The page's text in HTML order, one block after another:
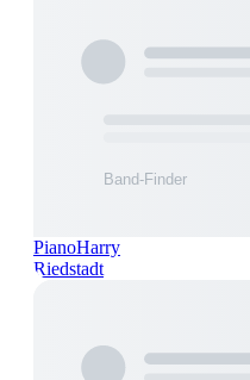
PianoHarry
Riedstadt